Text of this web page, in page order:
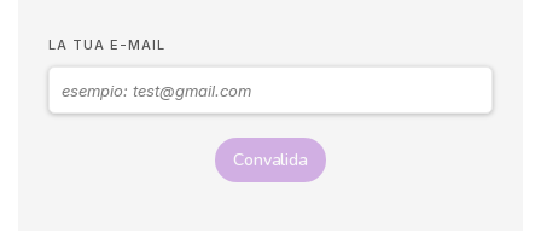
LA TUA E-MAIL
Convalida